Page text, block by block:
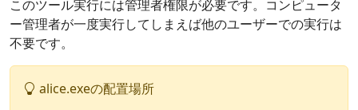
このツール実行には管理者権限が必要です。コンピュータ
ー管理者が一度実行してしまえば他のユーザーでの実行は
不要です。
alice.exeの配置場所